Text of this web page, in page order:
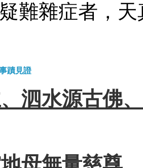
難雜症者，
蹟見證
泗水源古佛